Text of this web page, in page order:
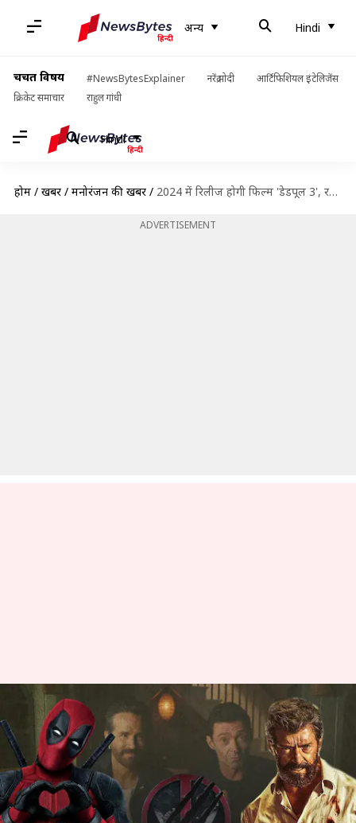
अन्य Hindi
चर्चित विषय #NewsBytesExplainer नरेंद्र मोदी
आर्टिफिशियल इंटेलिजेंस
क्रिकेट समाचार
राहुल गांधी
Hindi
होम / खबरें / मनोरंजन की खबरें / 2024 में रिलीज होगी फिल्म 'डेडपूल 3', रयान रेनॉल्ड्स ने की घोषणा
ADVERTISEMENT
2024 में रिलीज होगी फिल्म 'डेडपूल
3', रयान रेनॉल्ड्स ने की घोषणा
लेखन चंद्रशेखर कुमार Sep 29, 2022
क्या है खबर?